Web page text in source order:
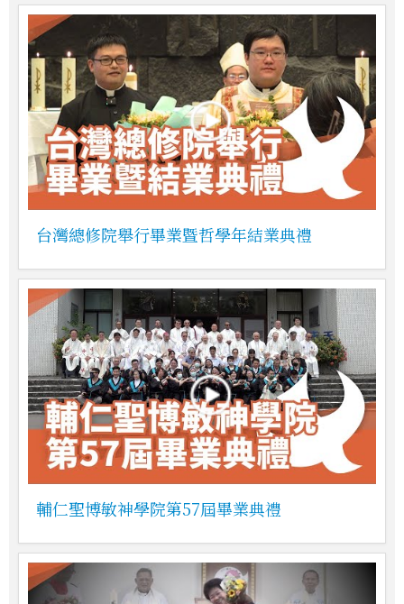
台灣總修院舉行畢業暨哲學年結業典禮
輔仁聖博敏神學院第57屆畢業典禮